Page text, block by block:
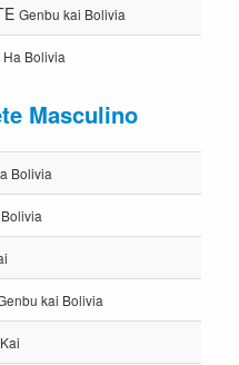
Genbu kai Bolivia
Ha Bolivia
Masculino
Bolivia
kai Bolivia